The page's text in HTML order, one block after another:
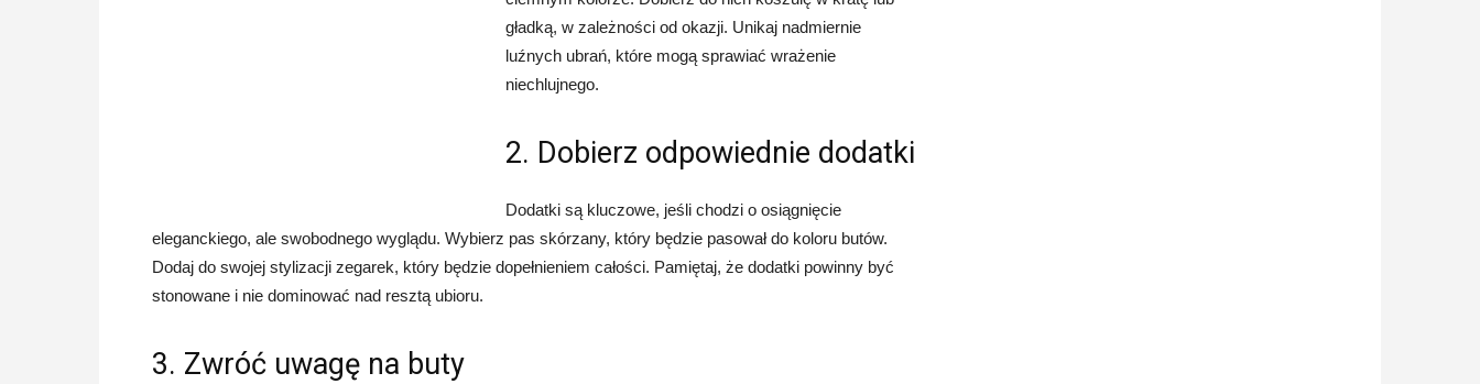
gładką, w zależności od okazji. Unikaj nadmiernie
luźnych ubrań, które mogą sprawiać wrażenie
niechlujnego.
2. Dobierz odpowiednie dodatki
Dodatki są kluczowe, jeśli chodzi o osiągnięcie
eleganckiego, ale swobodnego wyglądu. Wybierz pas skórzany, który będzie pasował do koloru butów.
Dodaj do swojej stylizacji zegarek, który będzie dopełnieniem całości. Pamiętaj, że dodatki powinny być
stonowane i nie dominować nad resztą ubioru.
3. Zwróć uwagę na buty